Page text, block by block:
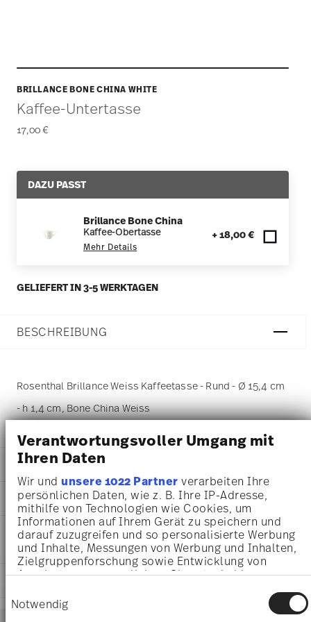
Verantwortungsvoller Umgang mit
Ihren Daten
Wir undunsere 1022 Partner verarbeiten Ihre
persönlichen Daten, wie z. B. Ihre IP-Adresse,
mithilfe von Technologien wie Cookies, um
Informationen auf Ihrem Gerät zu speichern und
darauf zuzugreifen und so personalisierte Werbung
und Inhalte, Messungen von Werbung und Inhalten,
Zielgruppenforschung sowie Entwicklung von
Angeboten zu ermöglichen. Sie entscheiden
Sie können Ihre Einwilligung jederzeit über die
Cookie-Erklärung oder durch Klicken auf das
Notwendig
BRILLANCE BONE CHINA WHITE
Kaffee-Untertasse
17,00 €
DAZU PASST
Brillance Bone China
Kaffee-Obertasse
Mehr Details
+ 18,00 €
GELIEFERT IN 3-5 WERKTAGEN
BESCHREIBUNG
Rosenthal Brillance Weiss Kaffeetasse - Rund - Ø 15,4 cm
- h 1,4 cm, Bone China Weiss
DETAILS
Rosenthal
Brillance Bone China
Weiß
Bone China
White
10530-800001-14741
4012438481876
MAßE
15,40 cm
15,40 cm
15,40 cm
1,40 cm
PFLEGE- UND
SICHERHEITSINFORMATIONEN
LIEFERUNG UND RÜCKSENDUNG